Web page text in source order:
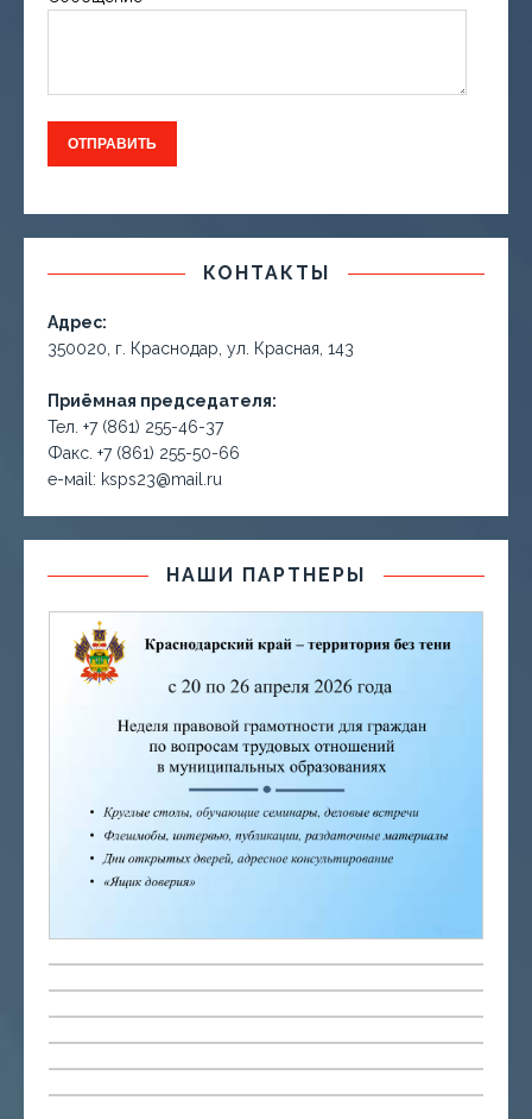
КОНТАКТЫ
Адрес:
350020, г. Краснодар, ул. Красная, 143
Приёмная председателя:
Тел. +7 (861) 255-46-37
Факс. +7 (861) 255-50-66
е-маil: ksps23@mail.ru
НАШИ ПАРТНЕРЫ